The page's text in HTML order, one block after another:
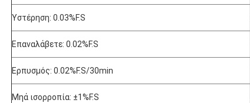
Υστέρηση: 0.03%F.S
Επαναλάβετε: 0.02%F.S
Ερπυσμός: 0.02%F.S/30min
Μηά ισορροπία: ±1%F.S